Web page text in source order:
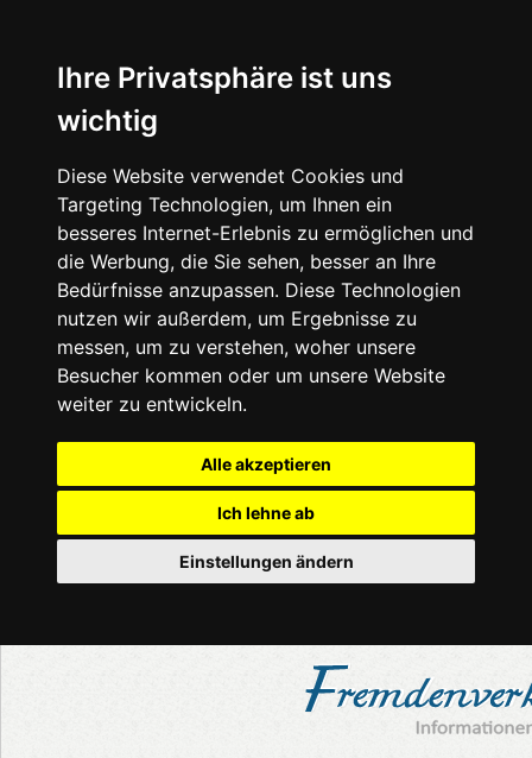
Ihre Privatsphäre ist uns
wichtig
Diese Website verwendet Cookies und
Targeting Technologien, um Ihnen ein
besseres Internet-Erlebnis zu ermöglichen und
die Werbung, die Sie sehen, besser an Ihre
Bedürfnisse anzupassen. Diese Technologien
nutzen wir außerdem, um Ergebnisse zu
messen, um zu verstehen, woher unsere
Besucher kommen oder um unsere Website
weiter zu entwickeln.
Alle akzeptieren
Ich lehne ab
Einstellungen ändern